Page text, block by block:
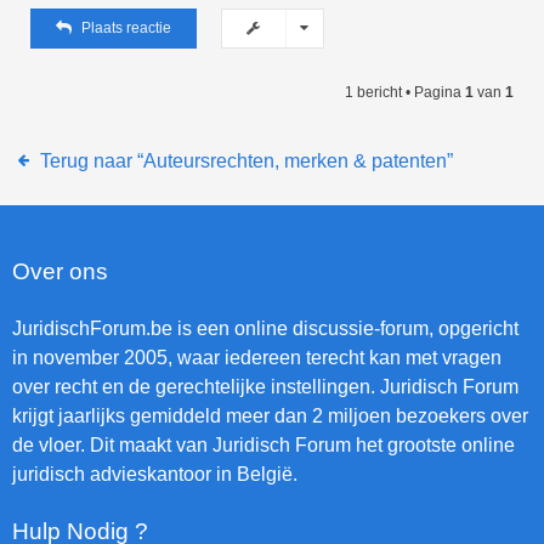
Plaats reactie
1 bericht • Pagina 1 van 1
Terug naar “Auteursrechten, merken & patenten”
Over ons
JuridischForum.be is een online discussie-forum, opgericht
in november 2005, waar iedereen terecht kan met vragen
over recht en de gerechtelijke instellingen. Juridisch Forum
krijgt jaarlijks gemiddeld meer dan 2 miljoen bezoekers over
de vloer. Dit maakt van Juridisch Forum het grootste online
juridisch advieskantoor in België.
Hulp Nodig ?